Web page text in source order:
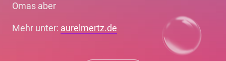
Omas aber
Mehr unter: aurelmertz.de